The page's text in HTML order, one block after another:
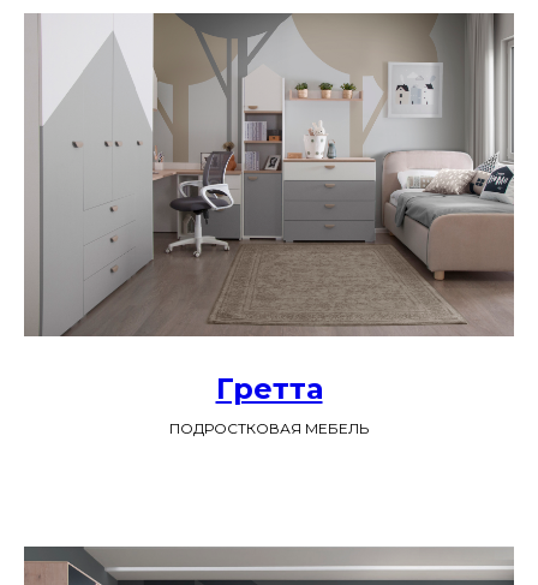
Гретта
ПОДРОСТКОВАЯ МЕБЕЛЬ